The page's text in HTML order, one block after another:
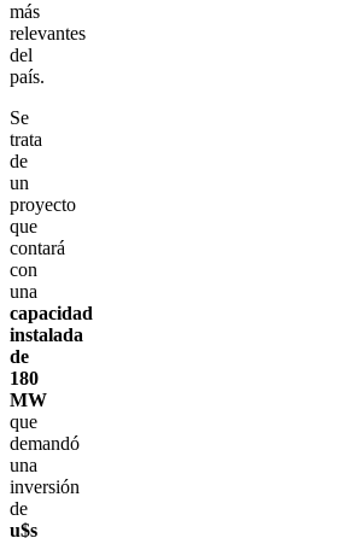
más
relevantes
del
país.
Se
trata
de
un
proyecto
que
contará
con
una
capacidad
instalada
de
180
MW
que
demandó
una
inversión
de
u$s